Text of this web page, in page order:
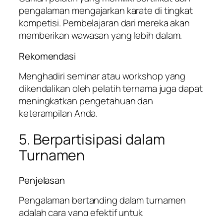
pengalaman mengajarkan karate di tingkat
kompetisi. Pembelajaran dari mereka akan
memberikan wawasan yang lebih dalam.
Rekomendasi
Menghadiri seminar atau workshop yang
dikendalikan oleh pelatih ternama juga dapat
meningkatkan pengetahuan dan
keterampilan Anda.
5. Berpartisipasi dalam
Turnamen
Penjelasan
Pengalaman bertanding dalam turnamen
adalah cara yang efektif untuk